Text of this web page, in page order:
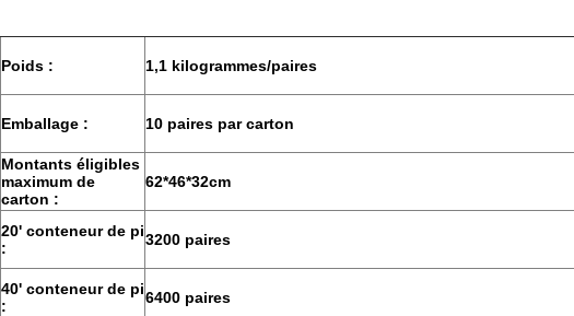
Poids : 1,1 kilogrammes/paires
Emballage : 10 paires par carton
Montants éligibles
maximum de
carton :
62*46*32cm
20' conteneur de pi
:
3200 paires
40' conteneur de pi
:
6400 paires